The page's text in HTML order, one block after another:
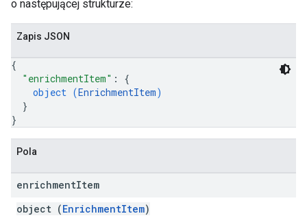
o następującej strukturze:
Zapis JSON
{
"enrichmentItem" : {
object (EnrichmentItem)
}
}
Pola
enrichmentItem
object (EnrichmentItem)